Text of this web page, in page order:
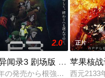
てくれる。
2.0
闻录3 剧场版 第三章 秋降
の発売から根強い人気を誇
正片
苹果核
西元2133